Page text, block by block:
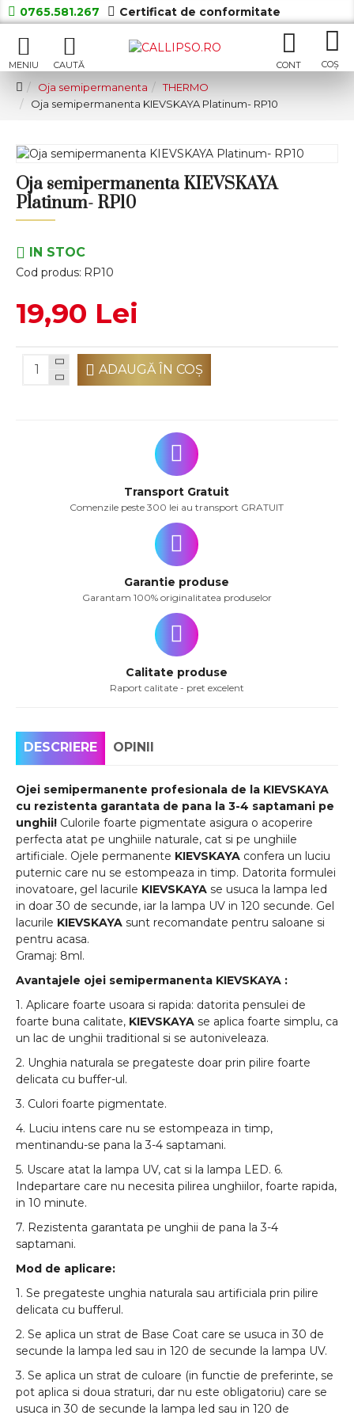
0765.581.267 Certificat de conformitate
Oja semipermanenta
THERMO
Oja semipermanenta KIEVSKAYA Platinum- RP10
Oja semipermanenta KIEVSKAYA
Platinum- RP10
IN STOC
Cod produs: RP10
19,90 Lei
ADAUGĂ ÎN COŞ
Transport Gratuit
Comenzile peste 300 lei au transport GRATUIT
Garantie produse
Garantam 100% originalitatea produselor
Calitate produse
Raport calitate - pret excelent
DESCRIERE OPINII
Ojei semipermanente profesionala de la KIEVSKAYA
cu rezistenta garantata de pana la 3-4 saptamani pe
unghii! Culorile foarte pigmentate asigura o acoperire
perfecta atat pe unghiile naturale, cat si pe unghiile
artificiale. Ojele permanente KIEVSKAYA confera un luciu
puternic care nu se estompeaza in timp. Datorita formulei
inovatoare, gel lacurile KIEVSKAYA se usuca la lampa led
in doar 30 de secunde, iar la lampa UV in 120 secunde. Gel
lacurile KIEVSKAYA sunt recomandate pentru saloane si
pentru acasa.
Gramaj: 8ml.
Avantajele ojei semipermanenta KIEVSKAYA :
1. Aplicare foarte usoara si rapida: datorita pensulei de
foarte buna calitate, KIEVSKAYA se aplica foarte simplu, ca
un lac de unghii traditional si se autoniveleaza.
2. Unghia naturala se pregateste doar prin pilire foarte
delicata cu buffer-ul.
3. Culori foarte pigmentate.
4. Luciu intens care nu se estompeaza in timp,
mentinandu-se pana la 3-4 saptamani.
5. Uscare atat la lampa UV, cat si la lampa LED. 6.
Indepartare care nu necesita pilirea unghiilor, foarte rapida,
in 10 minute.
7. Rezistenta garantata pe unghii de pana la 3-4
saptamani.
Mod de aplicare:
1. Se pregateste unghia naturala sau artificiala prin pilire
delicata cu bufferul.
2. Se aplica un strat de Base Coat care se usuca in 30 de
secunde la lampa led sau in 120 de secunde la lampa UV.
3. Se aplica un strat de culoare (in functie de preferinte, se
pot aplica si doua straturi, dar nu este obligatoriu) care se
usuca in 30 de secunde la lampa led sau in 120 de